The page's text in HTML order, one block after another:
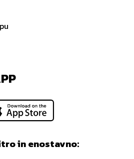
in enostavno: